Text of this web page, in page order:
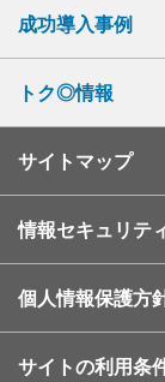
成功導入事例
トク◎情報
サイトマップ
情報セキュリテ
個人情報保護方
サイトの利用条